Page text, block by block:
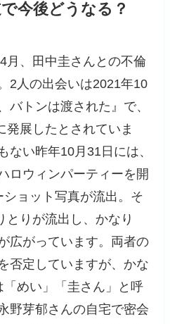
今後どうなる？
月、田中圭さんとの不倫
2人の出会いは2021年10
バトンは渡された』で、
発展したとされていま
ない昨年10月31日には、
ロウィンパーティーを開
ョット写真が流出。そ
とりが流出し、かなり
広がっています。両者の
否定していますが、かな
「めい」「圭さん」と呼
野芽郁さんの自宅で密会